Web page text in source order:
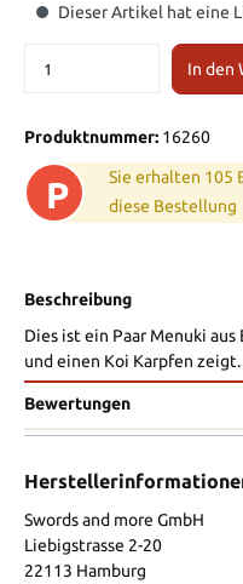
Dieser Artikel hat eine
In den
Produktnummer: 16260
P
Sie erhalten 105
diese Bestellung
Beschreibung
Dies ist ein Paar Menuki
und einen Koi Karpfen zeigt.
Bewertungen
Swords and more GmbH
Liebigstrasse 2-20
22113 Hamburg